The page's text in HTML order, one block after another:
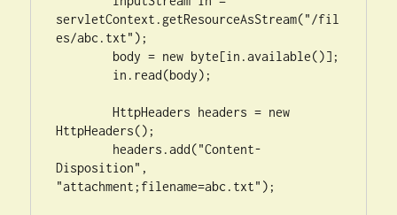
servletContext.getResourceAsStream("/fil
es/abc.txt");
	HttpHeaders headers = new
HttpHeaders();
Disposition",
"attachment;filename=abc.txt");